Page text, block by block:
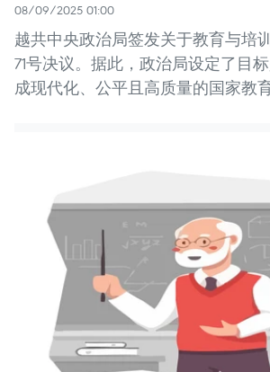
08/09/2025 01:00
越共中央政治局签发关于教育与培
71号决议。据此，政治局设定了目
成现代化、公平且高质量的国家教育